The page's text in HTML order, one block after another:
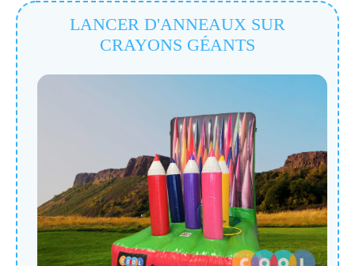
LANCER D'ANNEAUX SUR
CRAYONS GÉANTS